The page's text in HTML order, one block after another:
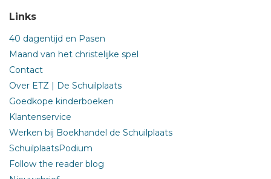
Links
40 dagentijd en Pasen
Maand van het christelijke spel
Contact
Over ETZ | De Schuilplaats
Goedkope kinderboeken
Klantenservice
Werken bij Boekhandel de Schuilplaats
SchuilplaatsPodium
Follow the reader blog